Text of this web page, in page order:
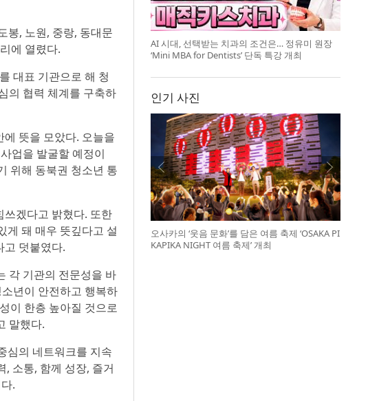
봉, 노원, 중랑, 동대문
에 열렸다.
대표 기관으로 해 청
의 협력 체계를 구축하
뜻을 모았다. 오늘을
업을 발굴할 예정이
위해 동북권 청소년 통
쓰겠다고 밝혔다. 또한
게 돼 매우 뜻깊다고 설
고 덧붙였다.
각 기관의 전문성을 바
년이 안전하고 행복하
이 한층 높아질 것으로
말했다.
심의 네트워크를 지속
, 소통, 함께 성장, 즐거
.
AI 시대, 선택받는 치과의 조건은… 정유미 원장
‘Mini MBA for Dentists’ 단독 특강 개최
인기 사진
오사카의 ‘웃음 문화’를 담은 여름 축제 ‘OSAKA PI
KAPIKA NIGHT 여름 축제’ 개최